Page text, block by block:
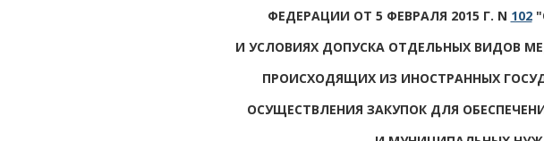
ФЕДЕРАЦИИ ОТ 5 ФЕВРАЛЯ 2015 Г. N 102
И УСЛОВИЯХ ДОПУСКА ОТДЕЛЬНЫХ ВИДОВ
ПРОИСХОДЯЩИХ ИЗ ИНОСТРАННЫХ
ОСУЩЕСТВЛЕНИЯ ЗАКУПОК ДЛЯ